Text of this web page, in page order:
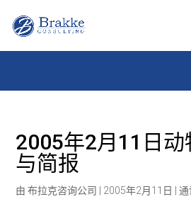
2005年2月11日动
与简报
由布拉克咨询公司 2005年2月11日 |通